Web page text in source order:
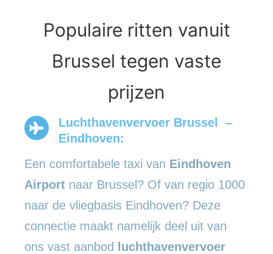
Populaire ritten vanuit
Brussel tegen vaste
prijzen
Luchthavenvervoer Brussel –
Eindhoven:
Een comfortabele taxi van Eindhoven
Airport naar Brussel? Of van regio 1000
naar de vliegbasis Eindhoven? Deze
connectie maakt namelijk deel uit van
ons vast aanbod
luchthavenvervoer